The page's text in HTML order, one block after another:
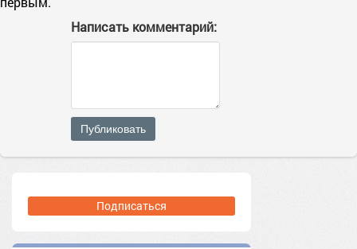
Написать комментарий:
Публиковать
Подписаться